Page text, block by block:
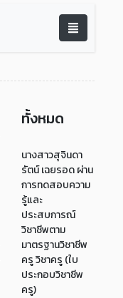
ทั้งหมด
นางสาวสุจินดา
รัตน์ เฉยรอด ผ่าน
การทดสอบความ
รู้และ
ประสบการณ์
วิชาชีพตาม
มาตรฐานวิชาชีพ
ครู วิชาครู (ใบ
ประกอบวิชาชีพ
ครู)